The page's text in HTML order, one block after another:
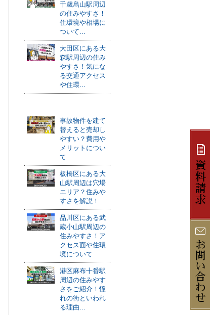
千歳烏山駅周辺
の住みやすさ！
住環境や相場に
ついて...
大田区にある大
森駅周辺の住み
やすさ！気にな
る交通アクセス
や住環...
事故物件を建て
替えると売却し
やすい？費用や
メリットについ
て
板橋区にある大
山駅周辺は穴場
エリア？住みや
すさを解説！
品川区にある武
蔵小山駅周辺の
住みやすさ！ア
クセス面や住環
境について
港区麻布十番駅
周辺の住みやす
さをご紹介！憧
れの街といわれ
る理由...